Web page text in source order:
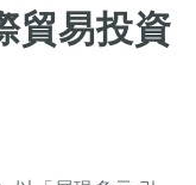
貿易投資